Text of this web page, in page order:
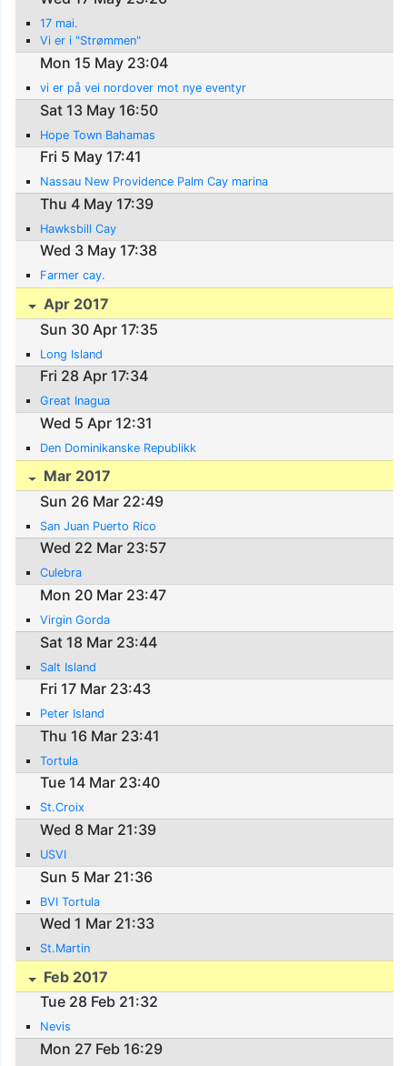
17 mai.
Vi er i "Strømmen"
Mon 15 May 23:04
vi er på vei nordover mot nye eventyr
Sat 13 May 16:50
Hope Town Bahamas
Fri 5 May 17:41
Nassau New Providence Palm Cay marina
Thu 4 May 17:39
Hawksbill Cay
Wed 3 May 17:38
Farmer cay.
Apr 2017
Sun 30 Apr 17:35
Long Island
Fri 28 Apr 17:34
Great Inagua
Wed 5 Apr 12:31
Den Dominikanske Republikk
Mar 2017
Sun 26 Mar 22:49
San Juan Puerto Rico
Wed 22 Mar 23:57
Culebra
Mon 20 Mar 23:47
Virgin Gorda
Sat 18 Mar 23:44
Salt Island
Fri 17 Mar 23:43
Peter Island
Thu 16 Mar 23:41
Tortula
Tue 14 Mar 23:40
St.Croix
Wed 8 Mar 21:39
USVI
Sun 5 Mar 21:36
BVI Tortula
Wed 1 Mar 21:33
St.Martin
Feb 2017
Tue 28 Feb 21:32
Nevis
Mon 27 Feb 16:29